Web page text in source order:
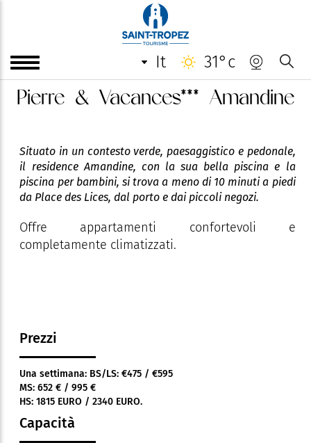
it 31°c
Pierre & Vacances*** Amandine
Situato in un contesto verde, paesaggistico e pedonale,
il residence Amandine, con la sua bella piscina e la
piscina per bambini, si trova a meno di 10 minuti a piedi
da Place des Lices, dal porto e dai piccoli negozi.
Offre appartamenti confortevoli e
completamente climatizzati.
Prezzi
Una settimana: BS/LS: €475 / €595
MS: 652 € / 995 €
HS: 1815 EURO / 2340 EURO.
Capacità